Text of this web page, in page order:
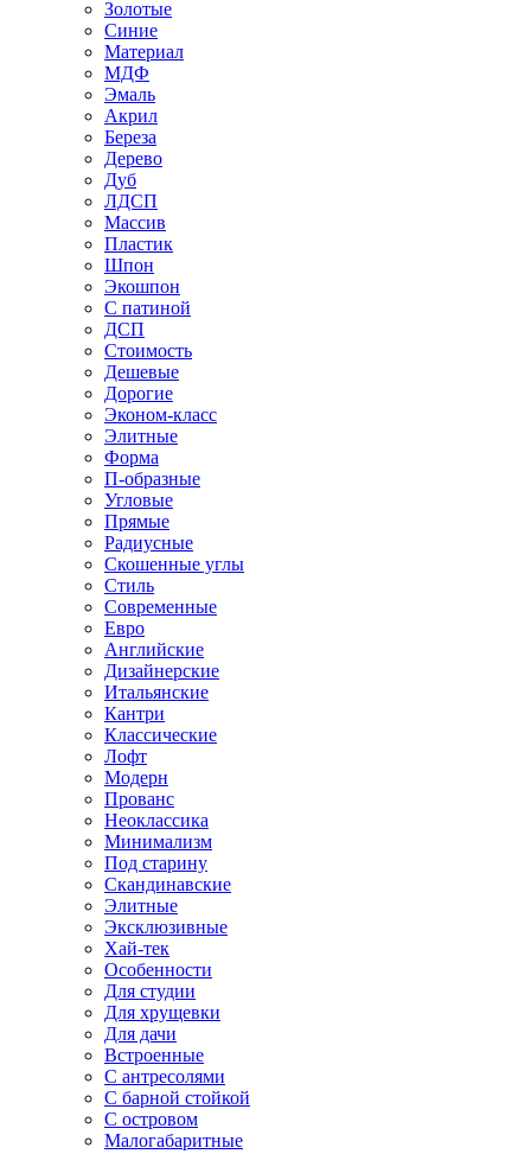
Золотые
Синие
Материал
МДФ
Эмаль
Акрил
Береза
Дерево
Дуб
ЛДСП
Массив
Пластик
Шпон
Экошпон
С патиной
ДСП
Стоимость
Дешевые
Дорогие
Эконом-класс
Элитные
Форма
П-образные
Угловые
Прямые
Радиусные
Скошенные углы
Стиль
Современные
Евро
Английские
Дизайнерские
Итальянские
Кантри
Классические
Лофт
Модерн
Прованс
Неоклассика
Минимализм
Под старину
Скандинавские
Элитные
Эксклюзивные
Хай-тек
Особенности
Для студии
Для хрущевки
Для дачи
Встроенные
С антресолями
С барной стойкой
С островом
Малогабаритные